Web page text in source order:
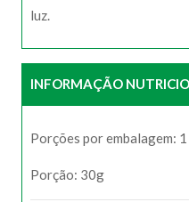
luz.
INFORMAÇÃO
Porções por embalagem:
Porção: 30g